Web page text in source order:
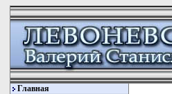
Главная